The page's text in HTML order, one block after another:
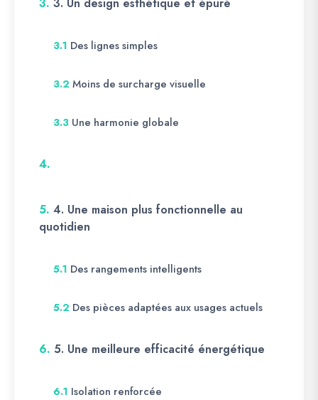
3.1 Des lignes simples
3.2 Moins de surcharge visuelle
3.3 Une harmonie globale
4.
5. 4. Une maison plus fonctionnelle au
quotidien
5.1 Des rangements intelligents
5.2 Des pièces adaptées aux usages actuels
6. 5. Une meilleure efficacité énergétique
6.1 Isolation renforcée